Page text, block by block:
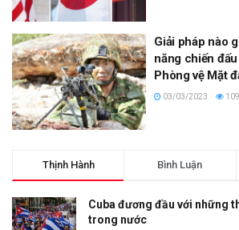
Giải pháp nào
năng chiến
Phòng vệ Mặt
03/03/2023 109
Thịnh Hành Bình Luận
Cuba đương đầu với những
trong nước